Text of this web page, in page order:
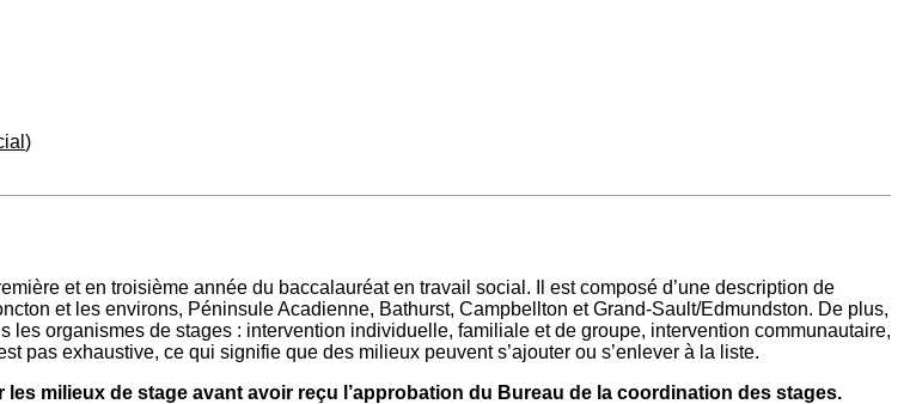
)
et en troisième année du baccalauréat en travail social. Il est composé d’une description de
et les environs, Péninsule Acadienne, Bathurst, Campbellton et Grand-Sault/Edmundston. De plus,
organismes de stages : intervention individuelle, familiale et de groupe, intervention communautaire,
pas exhaustive, ce qui signifie que des milieux peuvent s’ajouter ou s’enlever à la liste.
milieux de stage avant avoir reçu l’approbation du Bureau de la coordination des stages.